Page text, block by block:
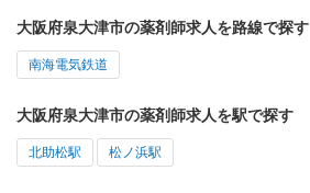
大阪府泉大津市の薬剤師求人を路線で探す
南海電気鉄道
大阪府泉大津市の薬剤師求人を駅で探す
北助松駅 松ノ浜駅